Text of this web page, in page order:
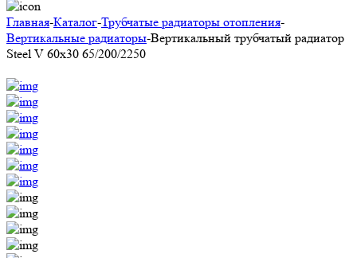
Главная-Каталог-Трубчатые радиаторы отопления-
Вертикальные радиаторы-Вертикальный трубчатый радиатор
Steel V 60х30 65/200/2250